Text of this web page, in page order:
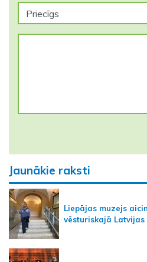
Jaunākie raksti
Liepājas muzejs
vēsturiskajā Latvijas